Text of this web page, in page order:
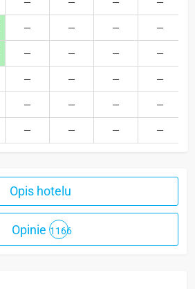
Opis hotelu
Opinie 1166